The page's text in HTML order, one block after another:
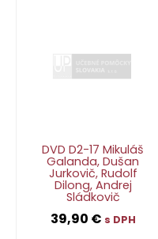
DVD D2-17 Mikuláš
Galanda, Dušan
Jurkovič, Rudolf
Dilong, Andrej
Sládkovič
39,90 € s DPH